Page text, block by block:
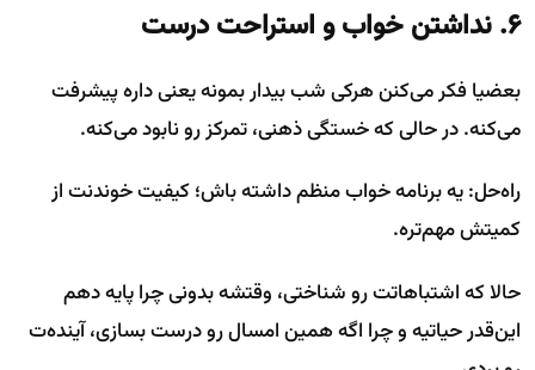
۶. نداشتن خواب و استراحت درست
بعضیا فکر می‌کنن هرکی شب بیدار بمونه یعنی داره پیشرفت
می‌کنه. در حالی که خستگی ذهنی، تمرکز رو نابود می‌کنه.
راه‌حل: یه برنامه خواب منظم داشته باش؛ کیفیت خوندنت از
کمیتش مهم‌تره.
حالا که اشتباهاتت رو شناختی، وقتشه بدونی چرا پایه دهم
این‌قدر حیاتیه و چرا اگه همین امسال رو درست بسازی، آینده‌ت